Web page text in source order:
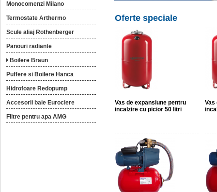
Monocomenzi Milano
Termostate Arthermo
Scule aliaj Rothenberger
Panouri radiante
Boilere Braun
Puffere si Boilere Hanca
Hidrofoare Redopump
Accesorii baie Eurociere
Filtre pentru apa AMG
Oferte speciale
Vas de expansiune pentru
incalzire cu picior 50 litri
Vas